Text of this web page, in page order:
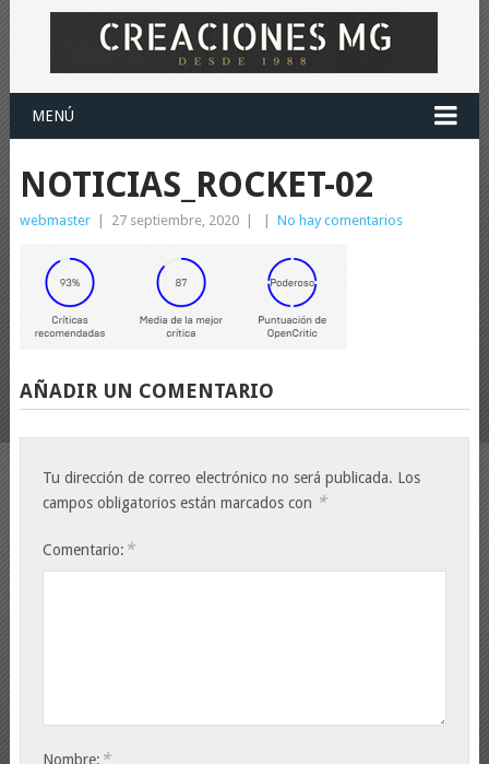
MENÚ
NOTICIAS_ROCKET-02
webmaster 27 septiembre, 2020 No hay comentarios
AÑADIR UN COMENTARIO
Tu dirección de correo electrónico no será publicada. Los
campos obligatorios están marcados con *
Comentario: *
Nombre: *